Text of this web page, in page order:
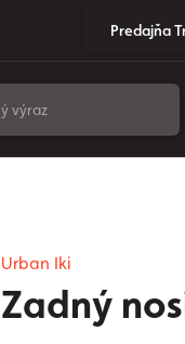
Predajňa
Urban Iki
Zadný